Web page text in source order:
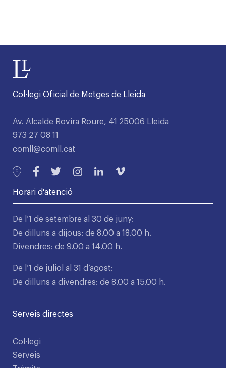
Col·legi Oficial de Metges de Lleida
Av. Alcalde Rovira Roure, 41 25006 Lleida
973 27 08 11
comll@comll.cat
Horari d'atenció
De l’1 de setembre al 30 de juny:
De dilluns a dijous: de 8.00 a 18.00 h.
Divendres: de 9.00 a 14.00 h.
De l’1 de juliol al 31 d’agost:
De dilluns a divendres: de 8.00 a 15.00 h.
Serveis directes
Col·legi
Serveis